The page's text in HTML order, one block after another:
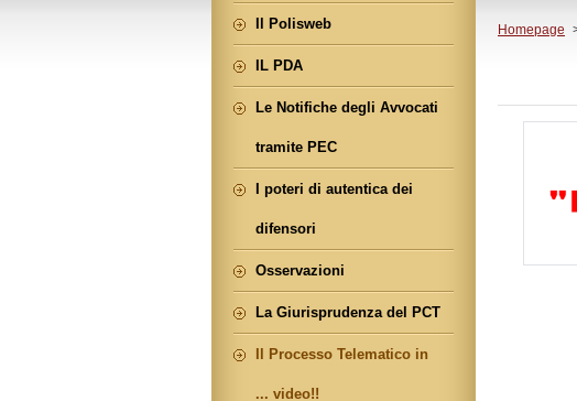
Homepage
Il Polisweb
IL PDA
Le Notifiche degli Avvocati
tramite PEC
I poteri di autentica dei
difensori
Osservazioni
La Giurisprudenza del PCT
Il Processo Telematico in
... video!!